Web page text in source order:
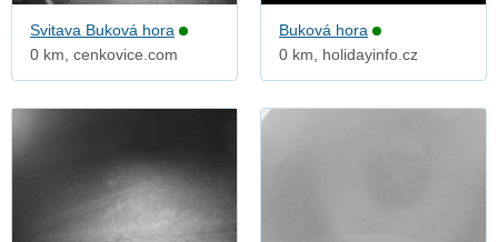
Svitava Buková hora
0 km, cenkovice.com
Buková hora
0 km, holidayinfo.cz